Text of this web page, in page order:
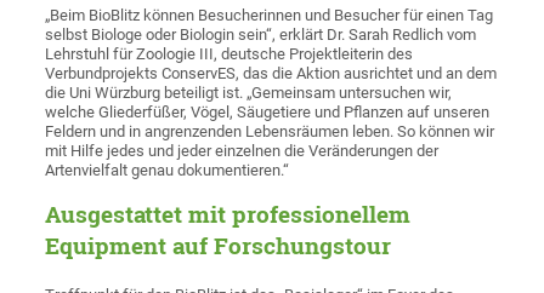
„Beim BioBlitz können Besucherinnen und Besucher für einen Tag
selbst Biologe oder Biologin sein“, erklärt Dr. Sarah Redlich vom
Lehrstuhl für Zoologie III, deutsche Projektleiterin des
Verbundprojekts ConservES, das die Aktion ausrichtet und an dem
die Uni Würzburg beteiligt ist. „Gemeinsam untersuchen wir,
welche Gliederfüßer, Vögel, Säugetiere und Pflanzen auf unseren
Feldern und in angrenzenden Lebensräumen leben. So können wir
mit Hilfe jedes und jeder einzelnen die Veränderungen der
Artenvielfalt genau dokumentieren.“
Ausgestattet mit professionellem
Equipment auf Forschungstour